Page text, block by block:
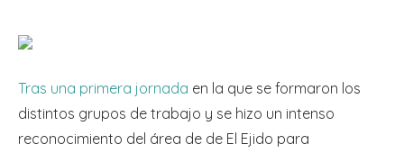
Tras una primera jornada en la que se formaron los
distintos grupos de trabajo y se hizo un intenso
reconocimiento del área de de El Ejido para